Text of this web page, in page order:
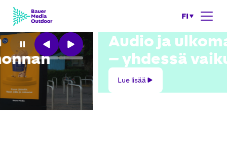
FI
Audio ja ulkomainonta
–yhdessä vaikuttavin
Lue
lisää
Lue lisää